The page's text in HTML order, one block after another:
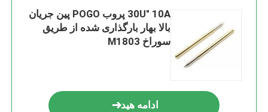
30U" 10A پروب POGO پین جریان
بالا بهار بارگذاری شده از طریق
سوراخ M1803
ادامه هید